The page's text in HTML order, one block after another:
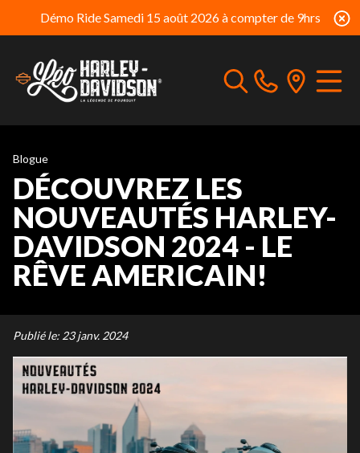
Démo Ride Samedi 15 août 2026 à compter de 9hrs
Blogue
DÉCOUVREZ LES
NOUVEAUTÉS HARLEY-
DAVIDSON 2024 - LE
RÊVE AMERICAIN!
Publié le: 23 janv. 2024